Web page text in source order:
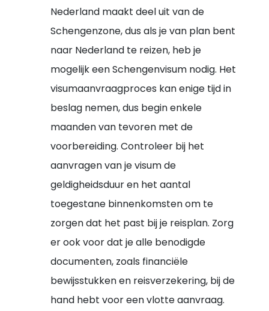
Nederland maakt deel uit van de
Schengenzone, dus als je van plan bent
naar Nederland te reizen, heb je
mogelijk een Schengenvisum nodig. Het
visumaanvraagproces kan enige tijd in
beslag nemen, dus begin enkele
maanden van tevoren met de
voorbereiding. Controleer bij het
aanvragen van je visum de
geldigheidsduur en het aantal
toegestane binnenkomsten om te
zorgen dat het past bij je reisplan. Zorg
er ook voor dat je alle benodigde
documenten, zoals financiële
bewijsstukken en reisverzekering, bij de
hand hebt voor een vlotte aanvraag.